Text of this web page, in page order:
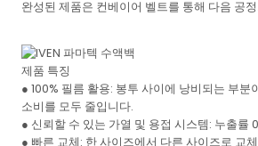
완성된 제품은 컨베이어 벨트를 통해 다음 공
제품 특징
● 100% 필름 활용: 봉투 사이에 낭비되는 부분
소비를 모두 줄입니다.
● 신뢰할 수 있는 가열 및 용접 시스템: 누출률
● 빠른 교체: 한 사이즈에서 다른 사이즈로 교